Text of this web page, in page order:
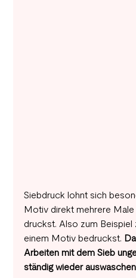
Siebdruck lohnt sich
Motiv direkt mehrere Male
druckst. Also zum Beispiel
einem Motiv bedruckst.
Arbeiten mit dem Sieb
ständig wieder